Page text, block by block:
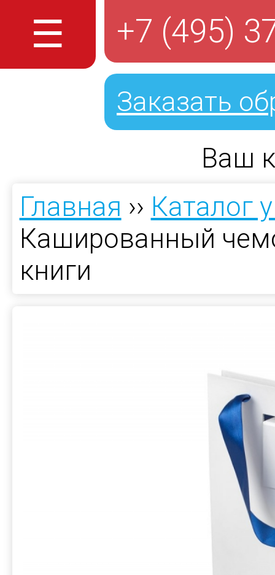
☰ +7 (495)
Заказать
Ваш
Главная ›› Каталог
Кашированный
книги